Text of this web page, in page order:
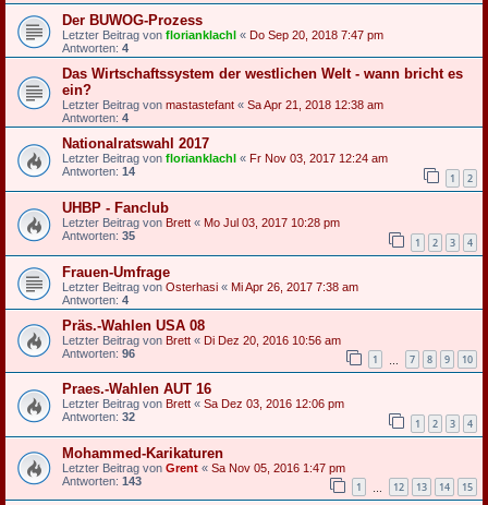
Der BUWOG-Prozess
Letzter Beitrag von florianklachl « Do Sep 20, 2018 7:47 pm
Antworten: 4
Das Wirtschaftssystem der westlichen Welt - wann bricht es
ein?
Letzter Beitrag von mastastefant « Sa Apr 21, 2018 12:38 am
Antworten: 4
Nationalratswahl 2017
Letzter Beitrag von florianklachl « Fr Nov 03, 2017 12:24 am
Antworten: 14 1 2
UHBP - Fanclub
Letzter Beitrag von Brett « Mo Jul 03, 2017 10:28 pm
Antworten: 35 1 2 3 4
Frauen-Umfrage
Letzter Beitrag von Osterhasi « Mi Apr 26, 2017 7:38 am
Antworten: 4
Präs.-Wahlen USA 08
Letzter Beitrag von Brett « Di Dez 20, 2016 10:56 am
Antworten: 96 1 7 8 9 10
Praes.-Wahlen AUT 16
Letzter Beitrag von Brett « Sa Dez 03, 2016 12:06 pm
Antworten: 32 1 2 3 4
Mohammed-Karikaturen
Letzter Beitrag von Grent « Sa Nov 05, 2016 1:47 pm
Antworten: 143 1 12 13 14 15